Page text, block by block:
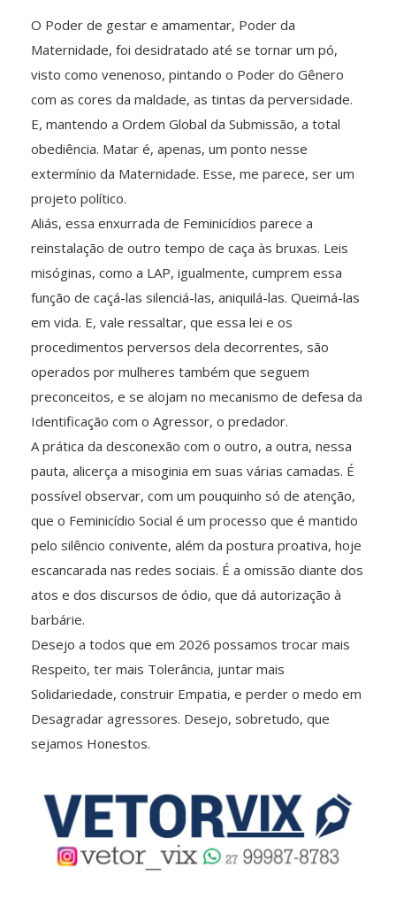
O Poder de gestar e amamentar, Poder da
Maternidade, foi desidratado até se tornar um pó,
visto como venenoso, pintando o Poder do Gênero
com as cores da maldade, as tintas da perversidade.
E, mantendo a Ordem Global da Submissão, a total
obediência. Matar é, apenas, um ponto nesse
extermínio da Maternidade. Esse, me parece, ser um
projeto político.
Aliás, essa enxurrada de Feminicídios parece a
reinstalação de outro tempo de caça às bruxas. Leis
misóginas, como a LAP, igualmente, cumprem essa
função de caçá-las silenciá-las, aniquilá-las. Queimá-las
em vida. E, vale ressaltar, que essa lei e os
procedimentos perversos dela decorrentes, são
operados por mulheres também que seguem
preconceitos, e se alojam no mecanismo de defesa da
Identificação com o Agressor, o predador.
A prática da desconexão com o outro, a outra, nessa
pauta, alicerça a misoginia em suas várias camadas. É
possível observar, com um pouquinho só de atenção,
que o Feminicídio Social é um processo que é mantido
pelo silêncio conivente, além da postura proativa, hoje
escancarada nas redes sociais. É a omissão diante dos
atos e dos discursos de ódio, que dá autorização à
barbárie.
Desejo a todos que em 2026 possamos trocar mais
Respeito, ter mais Tolerância, juntar mais
Solidariedade, construir Empatia, e perder o medo em
Desagradar agressores. Desejo, sobretudo, que
sejamos Honestos.